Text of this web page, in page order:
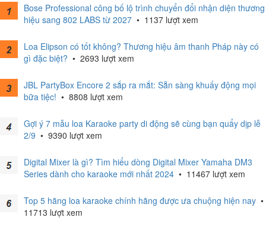
Bose Professional công bố lộ trình chuyển đổi nhận diện thương
hiệu sang 802 LABS từ 2027 • 1137 lượt xem
Loa Elipson có tốt không? Thương hiệu âm thanh Pháp này có
gì đặc biệt? • 2693 lượt xem
JBL PartyBox Encore 2 sắp ra mắt: Sẵn sàng khuấy động mọi
bữa tiệc! • 8808 lượt xem
Gợi ý 7 mẫu loa Karaoke party di động sẽ cùng bạn quẩy dịp lễ
2/9 • 9390 lượt xem
Digital Mixer là gì? Tìm hiểu dòng Digital Mixer Yamaha DM3
Series dành cho karaoke mới nhất 2024 • 11467 lượt xem
Top 5 hãng loa karaoke chính hãng được ưa chuộng hiện nay •
11713 lượt xem